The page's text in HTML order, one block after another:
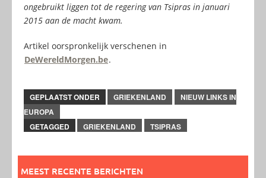
ongebruikt liggen tot de regering van Tsipras in januari
2015 aan de macht kwam.
Artikel oorspronkelijk verschenen in
DeWereldMorgen.be.
GEPLAATST ONDER GRIEKENLAND
NIEUW LINKS IN
EUROPA
GETAGGED
GRIEKENLAND TSIPRAS
MEEST RECENTE BERICHTEN